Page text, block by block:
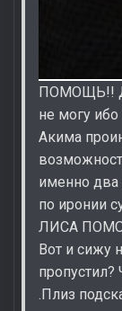
ПОМОЩЬ!!
не могу ибо
Акима
именно два
по иронии
ЛИСА
Вот и сижу
.Плиз